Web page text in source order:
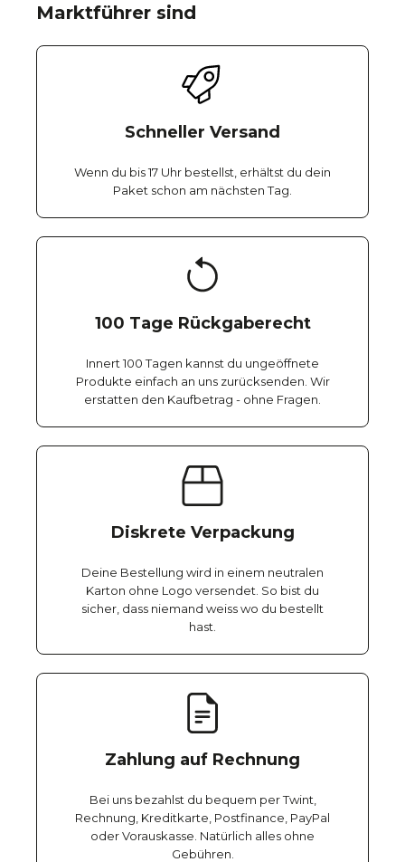
Marktführer sind
Schneller Versand
Wenn du bis 17 Uhr bestellst, erhältst du dein
Paket schon am nächsten Tag.
100 Tage Rückgaberecht
Innert 100 Tagen kannst du ungeöffnete
Produkte einfach an uns zurücksenden. Wir
erstatten den Kaufbetrag - ohne Fragen.
Diskrete Verpackung
Deine Bestellung wird in einem neutralen
Karton ohne Logo versendet. So bist du
sicher, dass niemand weiss wo du bestellt
hast.
Zahlung auf Rechnung
Bei uns bezahlst du bequem per Twint,
Rechnung, Kreditkarte, Postfinance, PayPal
oder Vorauskasse. Natürlich alles ohne
Gebühren.